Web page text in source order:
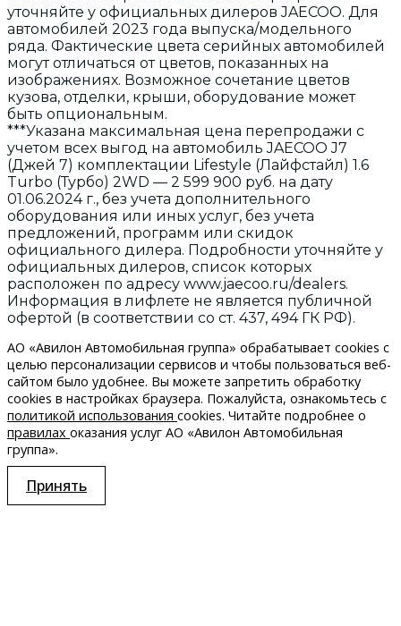
уточняйте у официальных дилеров JAECOO. Для
автомобилей 2023 года выпуска/модельного
ряда. Фактические цвета серийных автомобилей
могут отличаться от цветов, показанных на
изображениях. Возможное сочетание цветов
кузова, отделки, крыши, оборудование может
быть опциональным.
***Указана максимальная цена перепродажи с
учетом всех выгод на автомобиль JAECOO J7
(Джей 7) комплектации Lifestyle (Лайфстайл) 1.6
Turbo (Турбо) 2WD — 2 599 900 руб. на дату
01.06.2024 г., без учета дополнительного
оборудования или иных услуг, без учета
предложений, программ или скидок
официального дилера. Подробности уточняйте у
официальных дилеров, список которых
расположен по адресу www.jaecoo.ru/dealers.
Информация в лифлете не является публичной
офертой (в соответствии со ст. 437, 494 ГК РФ).
АО «Авилон Автомобильная группа» обрабатывает cookies с
целью персонализации сервисов и чтобы пользоваться веб-
сайтом было удобнее. Вы можете запретить обработку
сookies в настройках браузера. Пожалуйста, ознакомьтесь с
политикой использования cookies. Читайте подробнее о
правилах оказания услуг АО «Авилон Автомобильная
группа».
Принять